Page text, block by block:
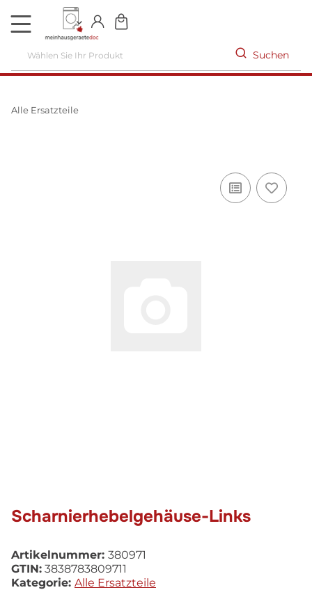
DE
Suchen
Alle Ersatzteile
Scharnierhebelgehäuse-Links
Artikelnummer: 380971
GTIN: 3838783809711
Kategorie: Alle Ersatzteile